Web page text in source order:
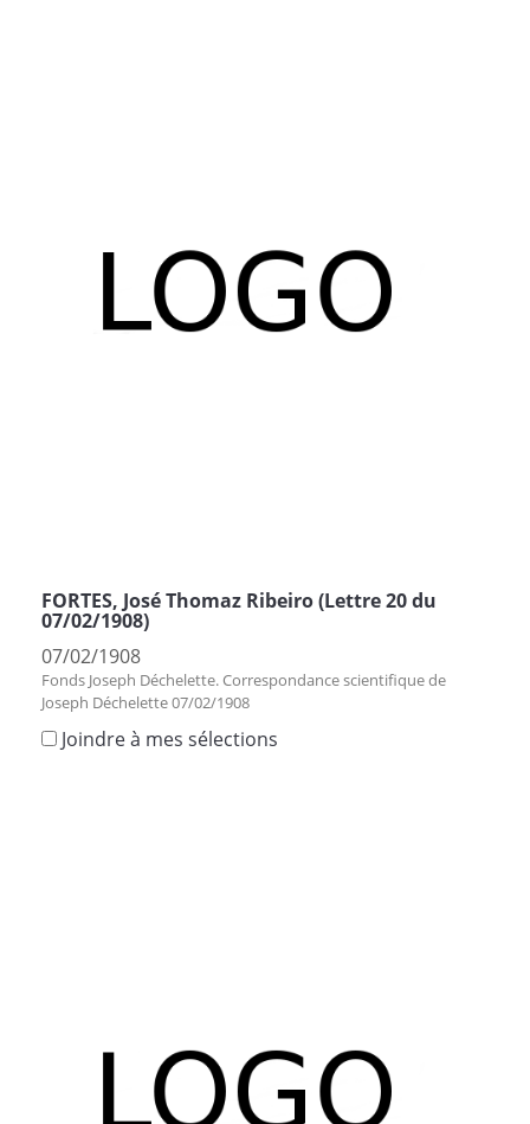
FORTES, José Thomaz Ribeiro (Lettre 20 du
07/02/1908)
07/02/1908
Fonds Joseph Déchelette. Correspondance scientifique de
Joseph Déchelette 07/02/1908
Joindre à mes sélections